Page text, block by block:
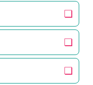
❏
❏
❏